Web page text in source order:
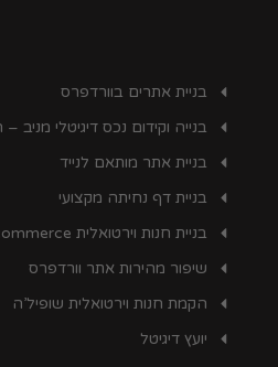
בניית אתרים בוורדפרס
בנייה וקידום נכס דיגיטלי מניב
בניית אתר מותאם לנייד
בניית דף נחיתה מקצועי
בניית חנות וירטואלית Ecommerce
שיפור מהירות אתר וורדפרס
הקמת חנות וירטואלית שופיל’ה
יועץ דיגיטל